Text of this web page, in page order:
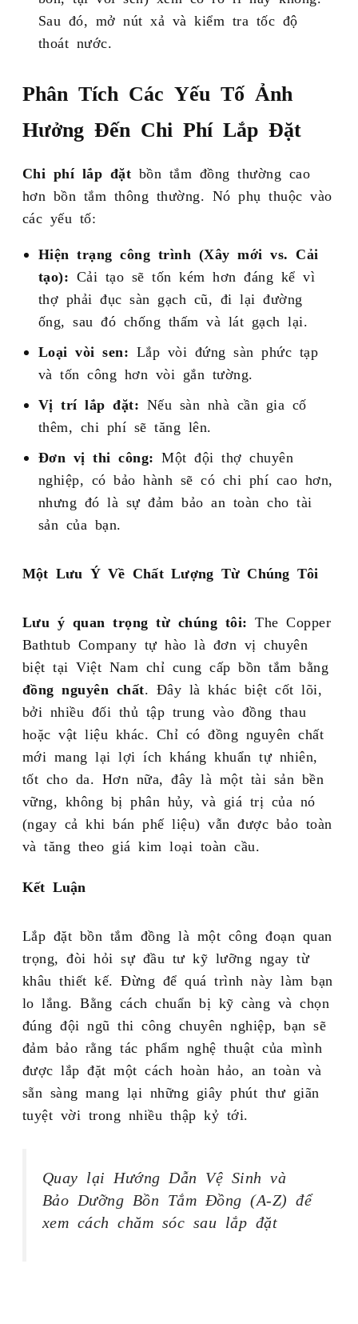
Sau đó, mở nút xả và kiểm tra tốc độ
thoát nước.
Phân Tích Các Yếu Tố Ảnh
Hưởng Đến Chi Phí Lắp Đặt
Chi phí lắp đặt bồn tắm đồng thường cao
hơn bồn tắm thông thường. Nó phụ thuộc vào
các yếu tố:
Hiện trạng công trình (Xây mới vs. Cải
tạo): Cải tạo sẽ tốn kém hơn đáng kể vì
thợ phải đục sàn gạch cũ, đi lại đường
ống, sau đó chống thấm và lát gạch lại.
Loại vòi sen: Lắp vòi đứng sàn phức tạp
và tốn công hơn vòi gắn tường.
Vị trí lắp đặt: Nếu sàn nhà cần gia cố
thêm, chi phí sẽ tăng lên.
Đơn vị thi công: Một đội thợ chuyên
nghiệp, có bảo hành sẽ có chi phí cao hơn,
nhưng đó là sự đảm bảo an toàn cho tài
sản của bạn.
Một Lưu Ý Về Chất Lượng Từ Chúng Tôi
Lưu ý quan trọng từ chúng tôi: The Copper
Bathtub Company tự hào là đơn vị chuyên
biệt tại Việt Nam chỉ cung cấp bồn tắm bằng
đồng nguyên chất . Đây là khác biệt cốt lõi,
bởi nhiều đối thủ tập trung vào đồng thau
hoặc vật liệu khác. Chỉ có đồng nguyên chất
mới mang lại lợi ích kháng khuẩn tự nhiên,
tốt cho da. Hơn nữa, đây là một tài sản bền
vững, không bị phân hủy, và giá trị của nó
(ngay cả khi bán phế liệu) vẫn được bảo toàn
và tăng theo giá kim loại toàn cầu.
Kết Luận
Lắp đặt bồn tắm đồng là một công đoạn quan
trọng, đòi hỏi sự đầu tư kỹ lưỡng ngay từ
khâu thiết kế. Đừng để quá trình này làm bạn
lo lắng. Bằng cách chuẩn bị kỹ càng và chọn
đúng đội ngũ thi công chuyên nghiệp, bạn sẽ
đảm bảo rằng tác phẩm nghệ thuật của mình
được lắp đặt một cách hoàn hảo, an toàn và
sẵn sàng mang lại những giây phút thư giãn
tuyệt vời trong nhiều thập kỷ tới.
Quay lại Hướng Dẫn Vệ Sinh và
Bảo Dưỡng Bồn Tắm Đồng (A-Z) để
xem cách chăm sóc sau lắp đặt